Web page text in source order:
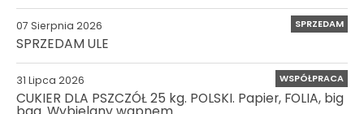
07 Sierpnia 2026 SPRZEDAM
SPRZEDAM ULE
31 Lipca 2026 WSPÓŁPRACA
CUKIER DLA PSZCZÓŁ 25 kg. POLSKI. Papier, FOLIA, big